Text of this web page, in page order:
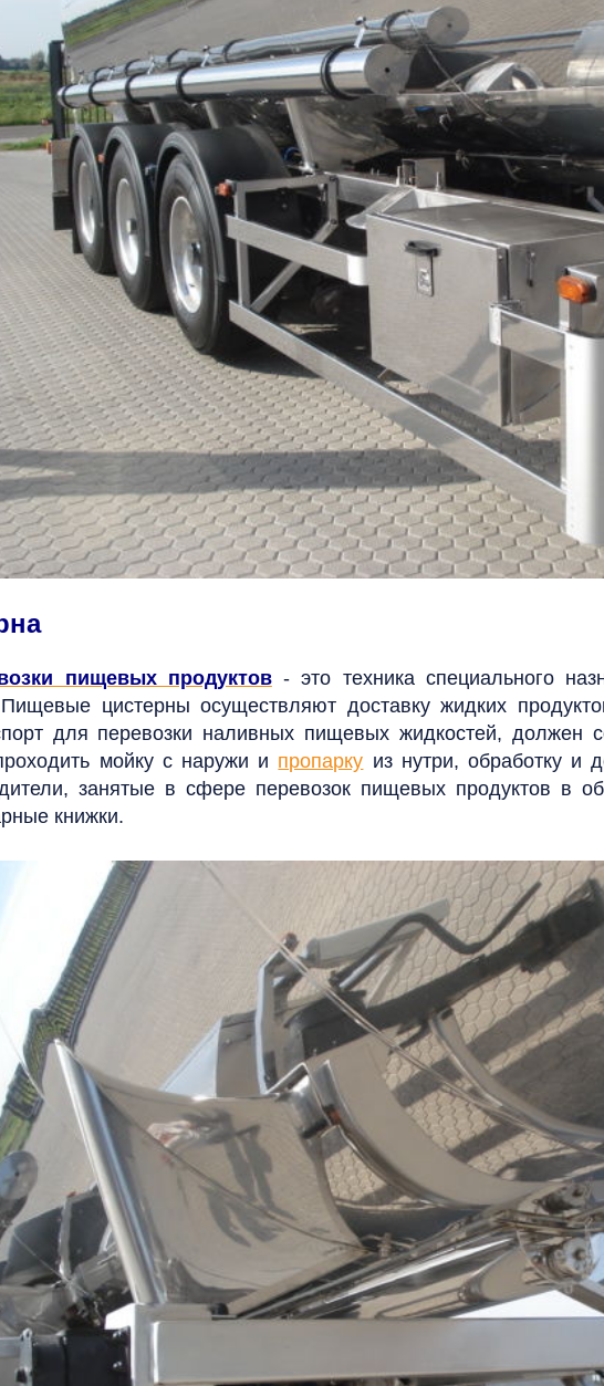
пищевых продуктов- это техника специального
цистерны осуществляют доставку жидких
для перевозки наливных пищевых жидкостей, должен
мойку с наружи и пропарку из нутри,обработку и
занятые в сфере перевозок пищевых продуктов в
книжки.